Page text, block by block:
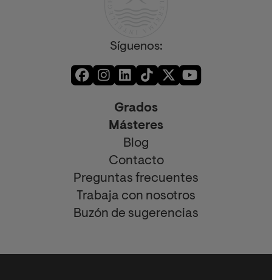
Síguenos:
Grados
Másteres
Blog
Contacto
Preguntas frecuentes
Trabaja con nosotros
Buzón de sugerencias